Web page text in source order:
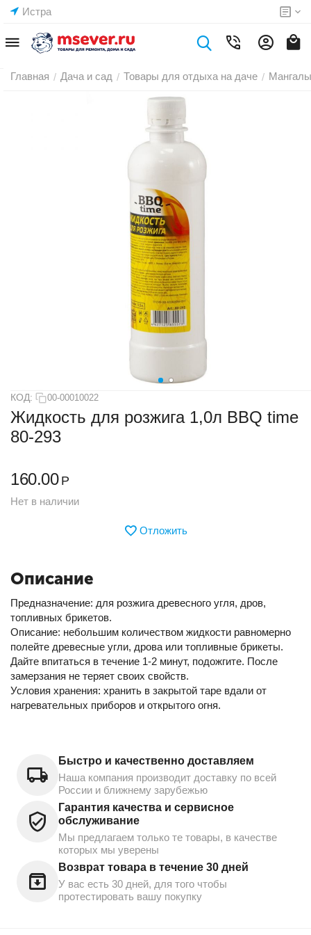
Истра
Главная / Дача и сад / Товары для отдыха на даче /
КОД: 00-00010022
Жидкость для розжига 1,0л BBQ time
80-293
160.00 Р
Нет в наличии
Отложить
Описание
Предназначение: для розжига древесного угля, дров,
топливных брикетов.
Описание: небольшим количеством жидкости равномерно
полейте древесные угли, дрова или топливные брикеты.
Дайте впитаться в течение 1-2 минут, подожгите. После
замерзания не теряет своих свойств.
Условия хранения: хранить в закрытой таре вдали от
нагревательных приборов и открытого огня.
Быстро и качественно доставляем
Наша компания производит доставку по всей
России и ближнему зарубежью
Гарантия качества и сервисное
обслуживание
Мы предлагаем только те товары, в качестве
которых мы уверены
Возврат товара в течение 30 дней
У вас есть 30 дней, для того чтобы
протестировать вашу покупку